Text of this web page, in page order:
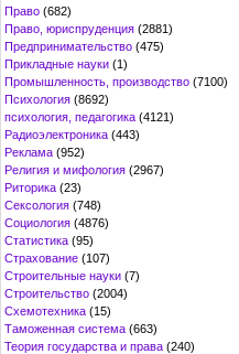
Право (682)
Право, юриспруденция (2881)
Предпринимательство (475)
Прикладные науки (1)
Промышленность, производство (7100)
Психология (8692)
психология, педагогика (4121)
Радиоэлектроника (443)
Реклама (952)
Религия и мифология (2967)
Риторика (23)
Сексология (748)
Социология (4876)
Статистика (95)
Страхование (107)
Строительные науки (7)
Строительство (2004)
Схемотехника (15)
Таможенная система (663)
Теория государства и права (240)